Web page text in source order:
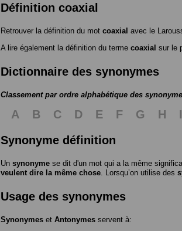
Définition coaxial
Retrouver la définition du mot coaxial avec le
A lire également la définition du terme coaxial sur le
Dictionnaire des synonymes
Classement par ordre alphabétique des
A B C D E F G H I
Synonyme définition
Un synonyme se dit d'un mot qui a la même
veulent dire la même chose . Lorsqu’on utilise des
Usage des synonymes
Synonymes et Antonymes servent à: